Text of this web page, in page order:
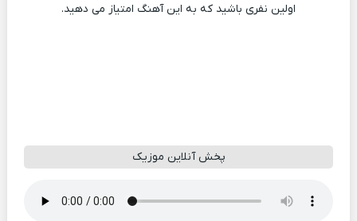
اولین نفری باشید که به این آهنگ امتیاز می دهید.
پخش آنلاین موزیک